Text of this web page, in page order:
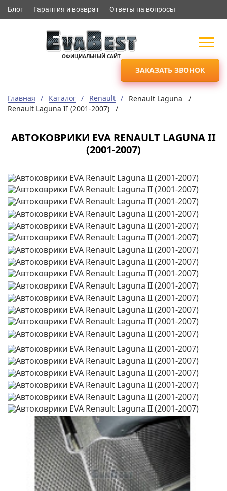
Блог Гарантия и возврат Ответы на вопросы
ОФИЦИАЛЬНЫЙ САЙТ
ЗАКАЗАТЬ ЗВОНОК
Главная Каталог Renault
Renault Laguna /
Renault Laguna II (2001-2007) /
АВТОКОВРИКИ EVA RENAULT LAGUNA II
(2001-2007)